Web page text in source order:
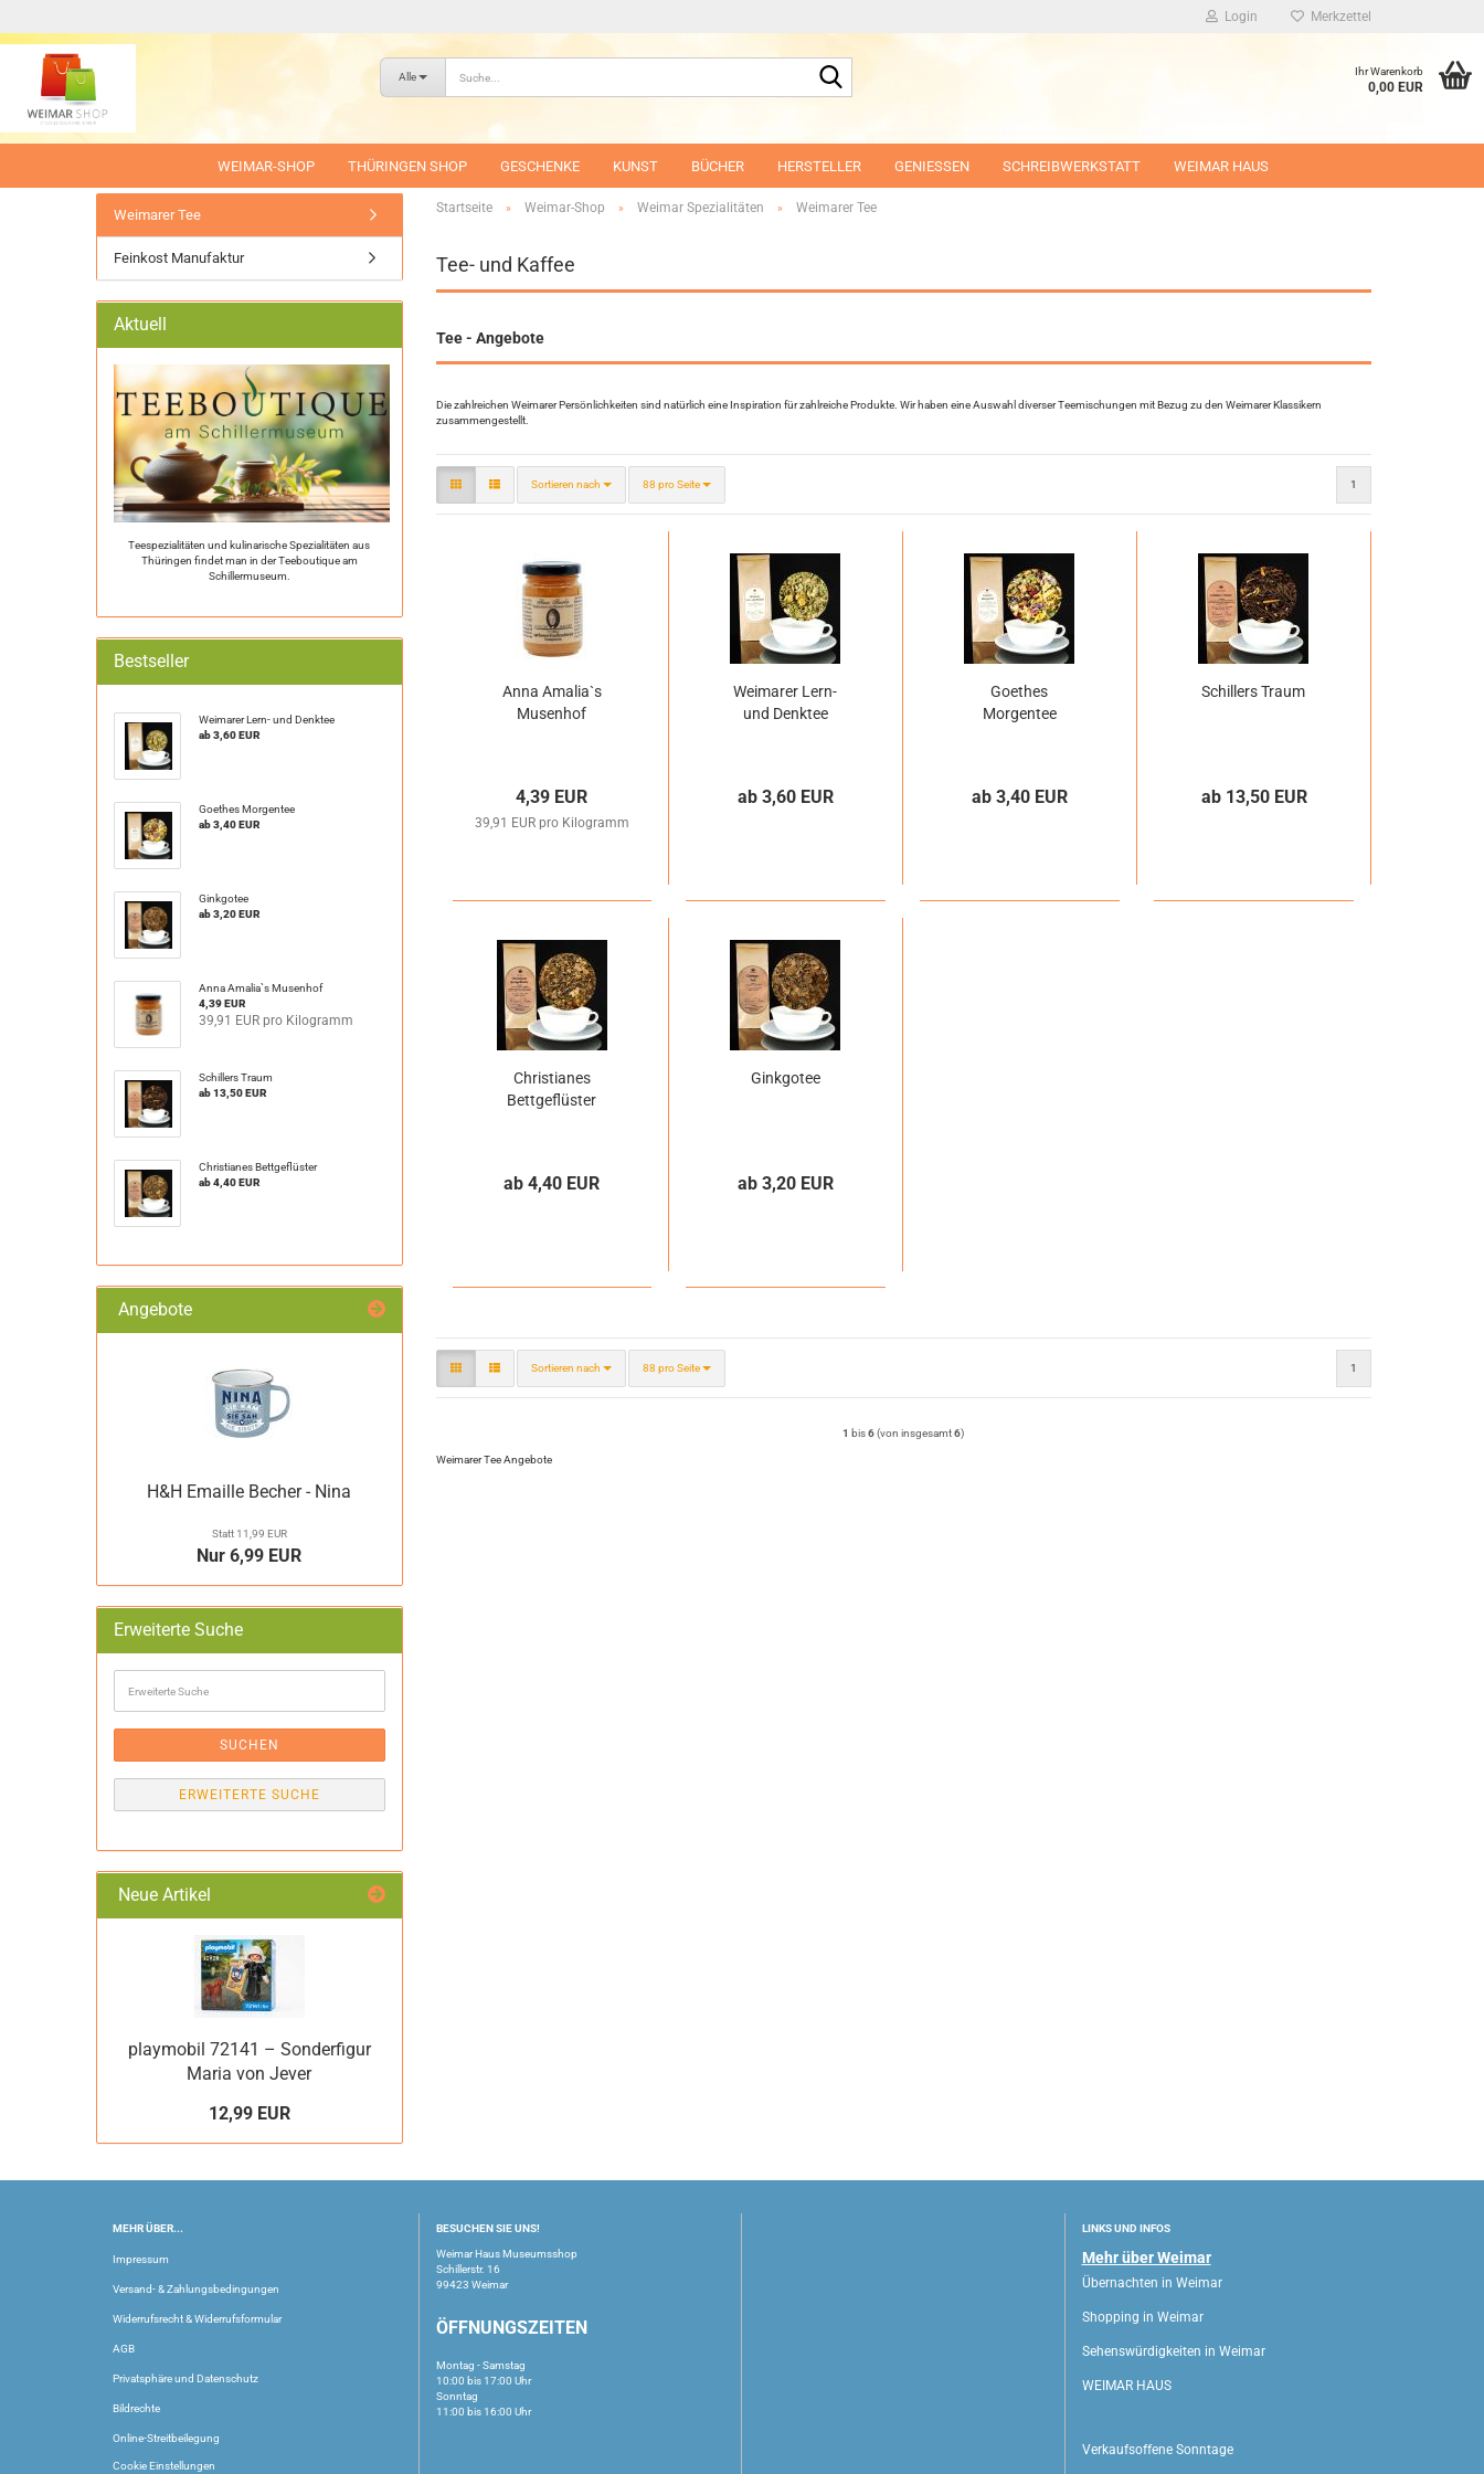
Login Merkzettel
Alle Ihr Warenkorb
0,00 EUR
WEIMAR-SHOP THÜRINGEN SHOP GESCHENKE KUNST BÜCHER HERSTELLER GENIESSEN SCHREIBWERKSTATT WEIMAR HAUS
Startseite » Weimar-Shop » Weimar Spezialitäten » Weimarer Tee
Tee- und Kaffee
Tee - Angebote
Die zahlreichen Weimarer Persönlichkeiten sind natürlich eine Inspiration für zahlreiche Produkte. Wir haben eine Auswahl diverser Teemischungen mit Bezug zu den Weimarer Klassikern
zusammengestellt.
Sortieren nach
Sortieren nach 88 pro Seite
pro Seite 1
Anna Amalia`s
Musenhof
4,39 EUR
39,91 EUR pro Kilogramm
Weimarer Lern-
und Denktee
ab 3,60 EUR
Goethes
Morgentee
ab 3,40 EUR
Schillers Traum
ab 13,50 EUR
Christianes
Bettgeflüster
ab 4,40 EUR
Ginkgotee
ab 3,20 EUR
Sortieren nach
Sortieren nach 88 pro Seite
pro Seite 1
1 bis6(von insgesamt6)
Weimarer Tee Angebote
Weimarer Tee
Feinkost Manufaktur
Aktuell
Teespezialitäten und kulinarische Spezialitäten aus
Thüringen findet man in der Teeboutique am
Schillermuseum.
Bestseller
Weimarer Lern- und Denktee
ab 3,60 EUR
Goethes Morgentee
ab 3,40 EUR
Ginkgotee
ab 3,20 EUR
Anna Amalia`s Musenhof
4,39 EUR
39,91 EUR pro Kilogramm
Schillers Traum
ab 13,50 EUR
Christianes Bettgeflüster
ab 4,40 EUR
Angebote
H&H Emaille Becher - Nina
Statt 11,99 EUR
Nur 6,99 EUR
Erweiterte Suche
Suche
SUCHEN
ERWEITERTE SUCHE
Neue Artikel
playmobil 72141 – Sonderfigur
Maria von Jever
12,99 EUR
MEHR ÜBER...
Impressum
Versand- & Zahlungsbedingungen
Widerrufsrecht & Widerrufsformular
AGB
Privatsphäre und Datenschutz
Bildrechte
Online-Streitbeilegung
Cookie Einstellungen
BESUCHEN SIE UNS!
Weimar Haus Museumsshop
Schillerstr. 16
99423 Weimar
ÖFFNUNGSZEITEN
Montag - Samstag
10:00 bis 17:00 Uhr
Sonntag
11:00 bis 16:00 Uhr
LINKS UND INFOS
Mehr über Weimar
Übernachten in Weimar
Shopping in Weimar
Sehenswürdigkeiten in Weimar
WEIMAR HAUS
Verkaufsoffene Sonntage